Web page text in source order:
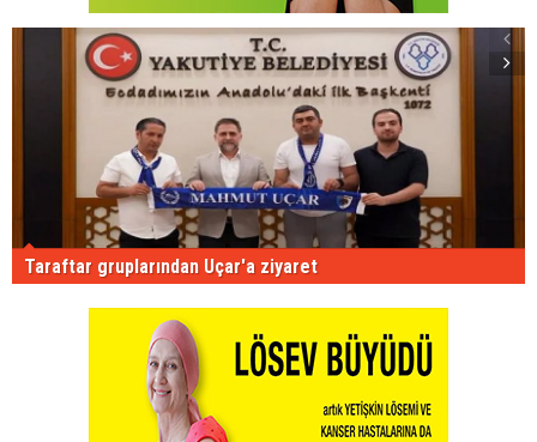
Taraftar gruplarından Uçar'a ziyaret